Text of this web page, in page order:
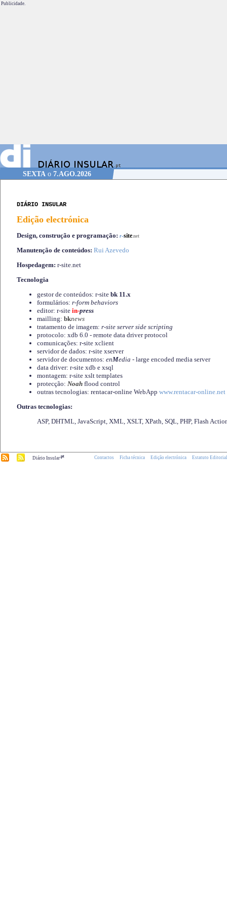
Publicidade.
SEXTA o 7.AGO.2026
DIÁRIO INSULAR
Edição electrónica
Design, construção e programação: r-site.net
Manutenção de conteúdos: Rui Azevedo
Hospedagem: r-site.net
Tecnologia
gestor de conteúdos: r-site bk 11.x
formulários: r-form behaviors
editor: r-site in-press
mailling: bknews
tratamento de imagem: r-site server side scripting
protocolo: xdb 6.0 - remote data driver protocol
comunicações: r-site xclient
servidor de dados: r-site xserver
servidor de documentos: enMedia - large encoded media server
data driver: r-site xdb e xsql
montagem: r-site xslt templates
protecção: Noah flood control
outras tecnologias: rentacar-online WebApp www.rentacar-online.net
Outras tecnologias:
ASP, DHTML, JavaScript, XML, XSLT, XPath, SQL, PHP, Flash
Diário Insular.pt Contactos Ficha técnica Edição electrónica Estatuto Editorial